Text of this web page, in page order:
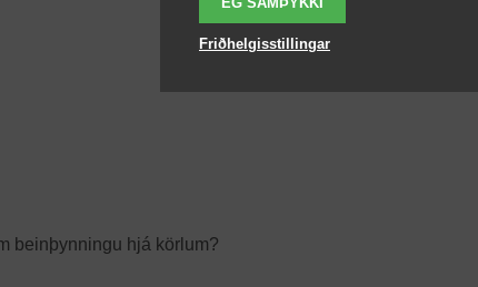
beinþynningu hjá körlum?
Friðhelgisstillingar